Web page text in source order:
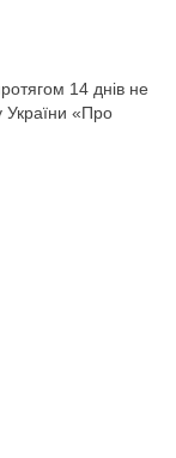
14 днів не
України «Про